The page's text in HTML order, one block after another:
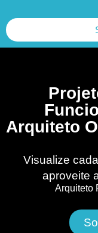
Arquiteto
Visualize
aproveite
Arquiteto